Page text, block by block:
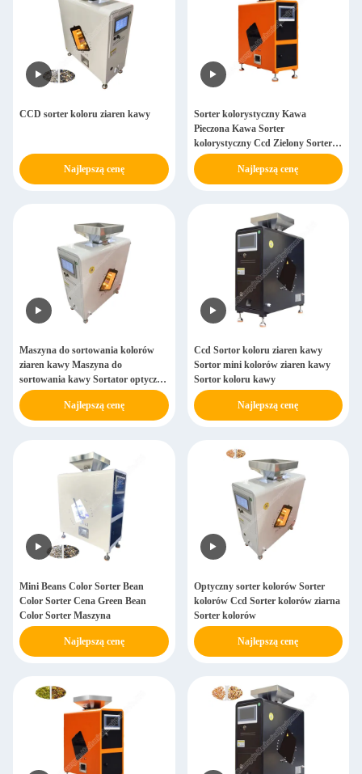
CCD sorter koloru ziaren kawy
Najlepszą cenę
Sorter kolorystyczny Kawa
Pieczona Kawa Sorter
kolorystyczny Ccd Zielony Sorter
kolorystyczny ziarna kawy
Najlepszą cenę
Maszyna do sortowania kolorów
ziaren kawy Maszyna do
sortowania kawy Sortator optyczny
kolorów
Najlepszą cenę
Ccd Sortor koloru ziaren kawy
Sortor mini kolorów ziaren kawy
Sortor koloru kawy
Najlepszą cenę
Mini Beans Color Sorter Bean
Color Sorter Cena Green Bean
Color Sorter Maszyna
Najlepszą cenę
Optyczny sorter kolorów Sorter
kolorów Ccd Sorter kolorów ziarna
Sorter kolorów
Najlepszą cenę